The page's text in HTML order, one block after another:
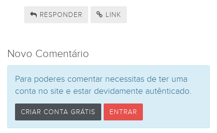
RESPONDER LINK
Novo Comentário
Para poderes comentar necessitas de ter uma
conta no site e estar devidamente autênticado.
CRIAR CONTA GRÁTIS ENTRAR